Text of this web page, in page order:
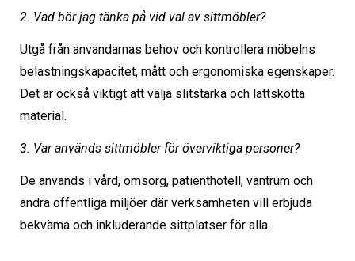
2. Vad bör jag tänka på vid val av sittmöbler?
Utgå från användarnas behov och kontrollera möbelns
belastningskapacitet, mått och ergonomiska egenskaper.
Det är också viktigt att välja slitstarka och lättskötta
material.
3. Var används sittmöbler för överviktiga personer?
De används i vård, omsorg, patienthotell, väntrum och
andra offentliga miljöer där verksamheten vill erbjuda
bekväma och inkluderande sittplatser för alla.